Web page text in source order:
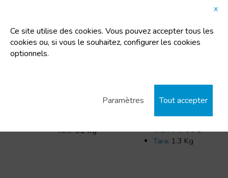
Fûts plastique
ouverture totale
Tara:5.2 Kg
30L
Fûts plastique
Code:91341
Dimensions:
298x298x502 mm
Uts/pallet:56
Capacité:30 L
Tara: 1.3 Kg
Ce site utilise des cookies. Vous pouvez accepter tous les
cookies ou, si vous le souhaitez, configurer les cookies
optionnels.
x
Tout accepter
Paramètres